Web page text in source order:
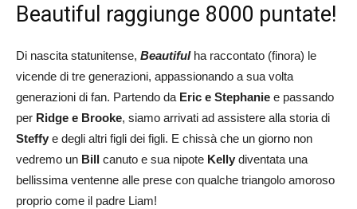
Beautiful raggiunge 8000 puntate!
Di nascita statunitense, Beautiful ha raccontato (finora) le
vicende di tre generazioni, appassionando a sua volta
generazioni di fan. Partendo da Eric e Stephanie e passando
per Ridge e Brooke, siamo arrivati ad assistere alla storia di
Steffy e degli altri figli dei figli. E chissà che un giorno non
vedremo un Bill canuto e sua nipote Kelly diventata una
bellissima ventenne alle prese con qualche triangolo amoroso
proprio come il padre Liam!